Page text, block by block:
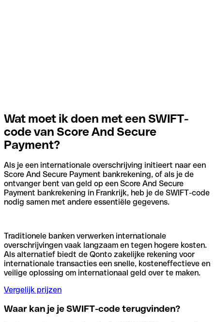
Wat moet ik doen met een SWIFT-
code van Score And Secure
Payment?
Als je een internationale overschrijving initieert naar een
Score And Secure Payment bankrekening, of als je de
ontvanger bent van geld op een Score And Secure
Payment bankrekening in Frankrijk, heb je de SWIFT-code
nodig samen met andere essentiële gegevens.
Traditionele banken verwerken internationale
overschrijvingen vaak langzaam en tegen hogere kosten.
Als alternatief biedt de Qonto zakelijke rekening voor
internationale transacties een snelle, kosteneffectieve en
veilige oplossing om internationaal geld over te maken.
Vergelijk prijzen
Waar kan je je SWIFT-code terugvinden?